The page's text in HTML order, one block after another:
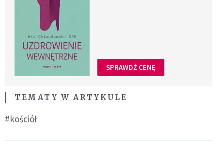
SPRAWDŹ CENĘ
TEMATY W ARTYKULE
#kościół